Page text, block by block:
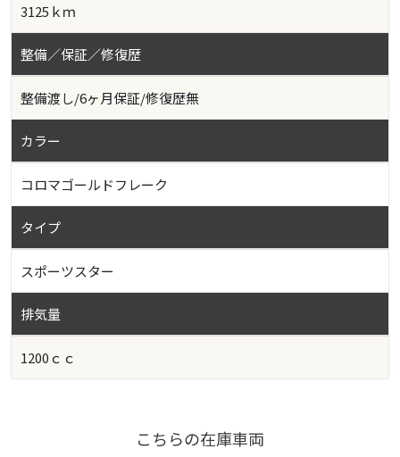
3125ｋｍ
整備／保証／修復歴
整備渡し/6ヶ月保証/修復歴無
カラー
コロマゴールドフレーク
タイプ
スポーツスター
排気量
1200ｃｃ
こちらの在庫車両